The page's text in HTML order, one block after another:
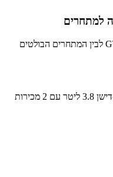
השוואת רמות הגימור של ניסאן GT-R 2022 לבין המתחרים הבולטים
לניסאן GT-R יש רמת גימור אחת בלאק אדישן 3.8 ליטר עם 2 מכירות